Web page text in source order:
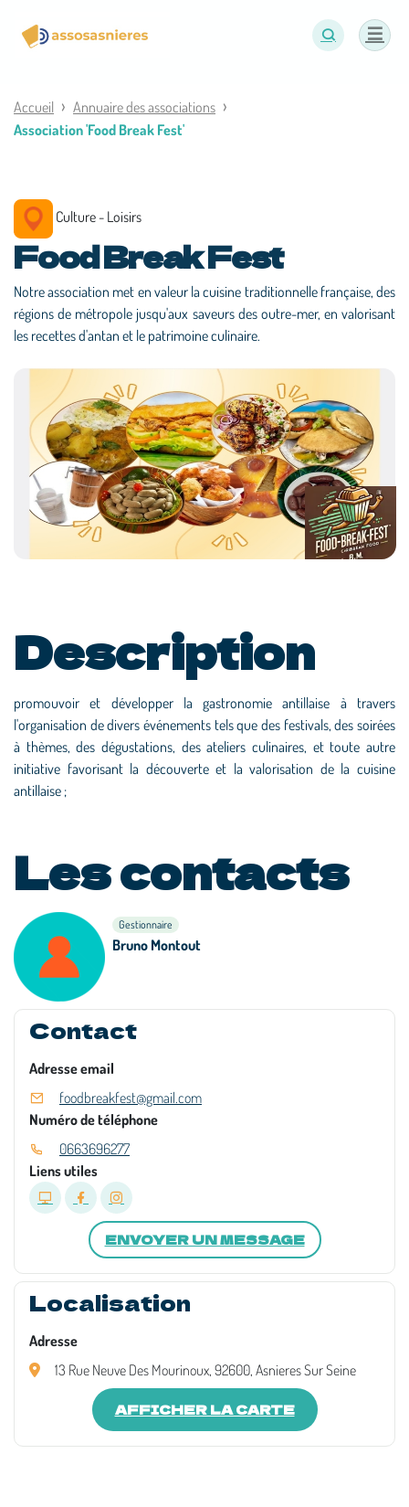
Accueil
Annuaire des associations
Association 'Food Break Fest'
Culture - Loisirs
Food Break Fest
Notre association met en valeur la cuisine traditionnelle française, des
régions de métropole jusqu'aux saveurs des outre-mer, en valorisant
les recettes d'antan et le patrimoine culinaire.
Description
promouvoir et développer la gastronomie antillaise à travers
l'organisation de divers événements tels que des festivals, des soirées
à thèmes, des dégustations, des ateliers culinaires, et toute autre
initiative favorisant la découverte et la valorisation de la cuisine
antillaise ;
Les contacts
Gestionnaire
Bruno Montout
Contact
Adresse email
foodbreakfest@gmail.com
Numéro de téléphone
0663696277
Liens utiles
ENVOYER UN MESSAGE
Localisation
Adresse
13 Rue Neuve Des Mourinoux, 92600, Asnieres Sur Seine
AFFICHER LA CARTE